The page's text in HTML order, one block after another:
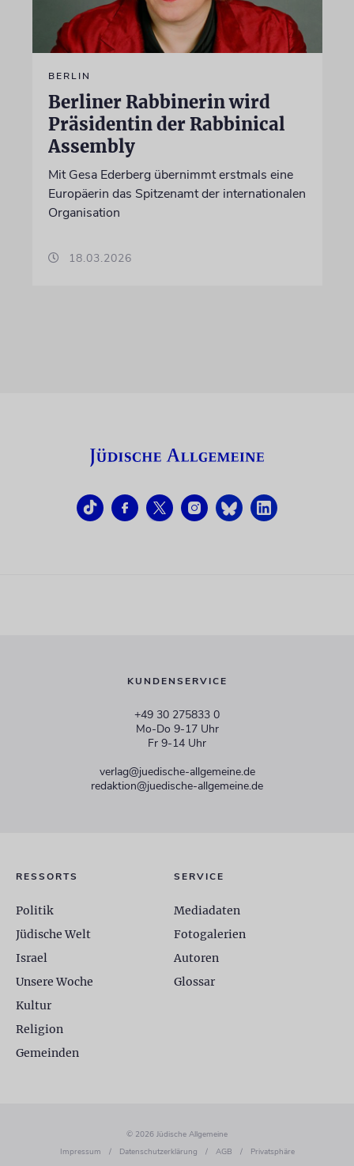
BERLIN
Berliner Rabbinerin wird
Präsidentin der Rabbinical
Assembly
Mit Gesa Ederberg übernimmt erstmals eine
Europäerin das Spitzenamt der internationalen
Organisation
18.03.2026
KUNDENSERVICE
+49 30 275833 0
Mo-Do 9-17 Uhr
Fr 9-14 Uhr
verlag@juedische-allgemeine.de
redaktion@juedische-allgemeine.de
RESSORTS
Politik
Jüdische Welt
Israel
Unsere Woche
Kultur
Religion
Gemeinden
SERVICE
Mediadaten
Fotogalerien
Autoren
Glossar
© 2026 Jüdische Allgemeine
Impressum
/ Datenschutzerklärung / AGB / Privatsphäre